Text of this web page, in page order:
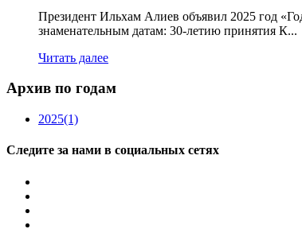
Президент Ильхам Алиев объявил 2025 год
знаменательным датам: 30-летию принятия К...
Читать далее
Архив по годам
2025(1)
Следите за нами в социальных сетях